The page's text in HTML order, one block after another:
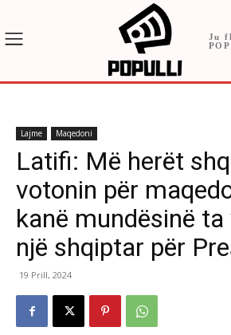
Ju
Lajme Maqedoni
Latifi: Më herët
votonin për
kanë mundësinë
një shqiptar për
19 Prill, 2024